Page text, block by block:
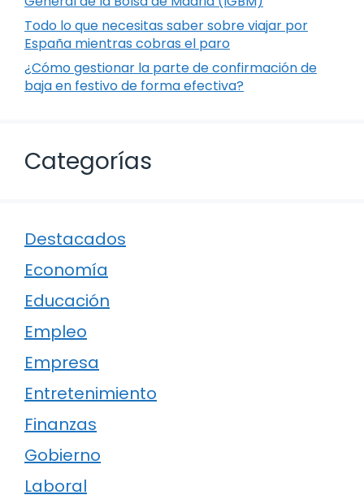
Todo lo que necesitas saber sobre viajar por
España mientras cobras el paro
¿Cómo gestionar la parte de confirmación de
baja en festivo de forma efectiva?
Categorías
Destacados
Economía
Educación
Empleo
Empresa
Entretenimiento
Finanzas
Gobierno
Laboral